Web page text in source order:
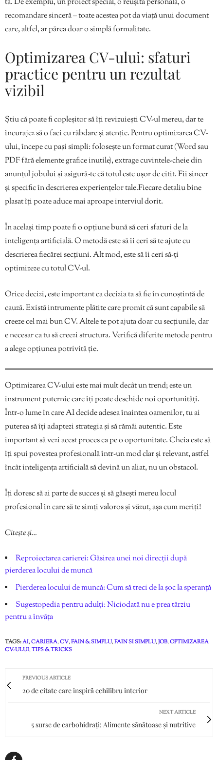
recomandare sinceră – toate acestea pot da viață unui document
care, altfel, ar părea doar o simplă formalitate.
Optimizarea CV-ului: sfaturi
practice pentru un rezultat
vizibil
Știu că poate fi copleșitor să îți revizuiești CV-ul mereu, dar te
încurajez să o faci cu răbdare și atenție. Pentru optimizarea CV-
ului, începe cu pași simpli: folosește un format curat (Word sau
PDF fără elemente grafice inutile), extrage cuvintele-cheie din
anunțul jobului și asigură-te că totul este ușor de citit. Fii sincer
și specific în descrierea experiențelor tale.Fiecare detaliu bine
plasat îți poate aduce mai aproape interviul dorit.
În același timp poate fi o opțiune bună să ceri sfaturi de la
inteligența artificială. O metodă este să îi ceri să te ajute cu
descrierea fiecărei secțiuni. Alt mod, este să îi ceri să-ți
optimizeze cu totul CV-ul.
Orice decizi, este important ca decizia ta să fie în cunoștință de
cauză. Există intrumente plătite care promit că sunt capabile să
creeze cel mai bun CV. Altele te pot ajuta doar cu secțiunile, dar
e necesar ca tu să creezi structura. Verifică diferite metode pentru
a alege opțiunea potrivită ție.
Optimizarea CV-ului este mai mult decât un trend; este un
instrument puternic care îți poate deschide noi oportunități.
Într-o lume în care AI decide adesea înaintea oamenilor, tu ai
puterea să îți adaptezi strategia și să rămâi autentic. Este
important să vezi acest proces ca pe o oportunitate. Cheia este să
îți spui povestea profesională într-un mod clar și relevant, astfel
încât inteligența artificială să devină un aliat, nu un obstacol.
Îți doresc să ai parte de succes și să găsești mereu locul
profesional în care să te simți valoros și văzut, așa cum meriți!
Citește și…
Reproiectarea carierei: Găsirea unei noi direcții după
pierderea locului de muncă
Pierderea locului de muncă: Cum să treci de la șoc la speranță
Sugestopedia pentru adulți: Niciodată nu e prea târziu
pentru a învăța
TAGS:AI,CARIERA,CV,FAIN & SIMPLU,FAIN SI SIMPLU,JOB,OPTIMIZAREA
CV-ULUI,TIPS & TRICKS
PREVIOUS ARTICLE
20 de citate care inspiră echilibru interior
NEXT ARTICLE
5 surse de carbohidrați: Alimente sănătoase și nutritive